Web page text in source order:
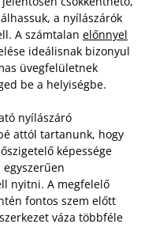
a nyílászárók
A számtalan előnnyel
ideálisnak bizonyul
üvegfelületnek
be a helyiségbe.
nyílászáró
attól tartanunk, hogy
képessége
nyitni. A megfelelő
fontos szem előtt
váza többféle